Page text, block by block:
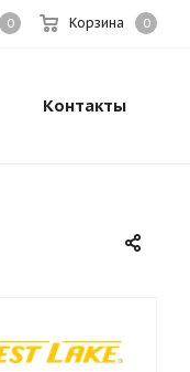
0 Корзина 0
Контакты